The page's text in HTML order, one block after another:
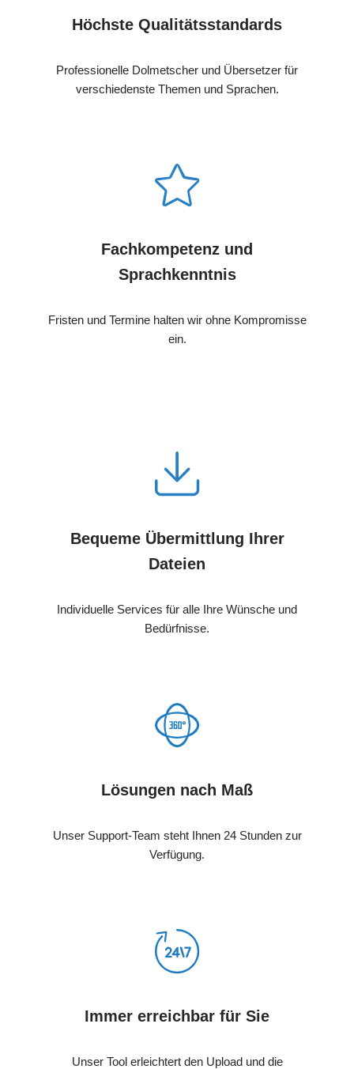
Höchste Qualitätsstandards
Professionelle Dolmetscher und Übersetzer für
verschiedenste Themen und Sprachen.
Fachkompetenz und
Sprachkenntnis
Fristen und Termine halten wir ohne Kompromisse
ein.
Bequeme Übermittlung Ihrer
Dateien
Individuelle Services für alle Ihre Wünsche und
Bedürfnisse.
Lösungen nach Maß
Unser Support-Team steht Ihnen 24 Stunden zur
Verfügung.
Immer erreichbar für Sie
Unser Tool erleichtert den Upload und die